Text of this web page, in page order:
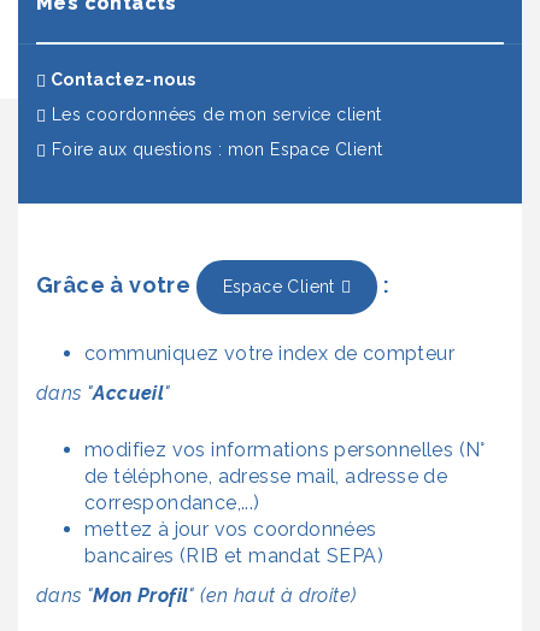
Contactez-nous(actuel)
Les coordonnées de mon service client
Foire aux questions : mon Espace Client
Grâce à votre Espace Client :
communiquez votre index de compteur
dans "Accueil"
modifiez vos informations personnelles (N°
de téléphone, adresse mail, adresse de
correspondance,...)
mettez à jour vos coordonnées
bancaires (RIB et mandat SEPA)
dans "Mon Profil" (en haut à droite)